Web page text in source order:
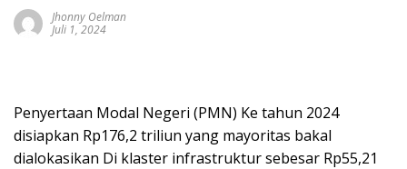
Jhonny Oelman
Juli 1, 2024
Penyertaan Modal Negeri (PMN) Ke tahun 2024
disiapkan Rp176,2 triliun yang mayoritas bakal
dialokasikan Di klaster infrastruktur sebesar Rp55,21